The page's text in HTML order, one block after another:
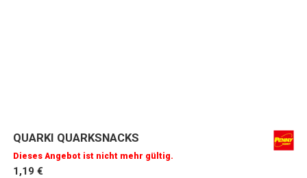
QUARKI QUARKSNACKS
Dieses Angebot ist nicht mehr gültig.
1,19 €